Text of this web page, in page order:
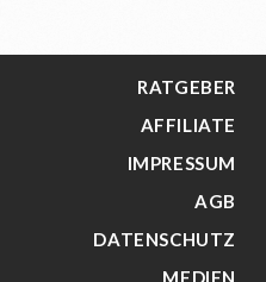
RATGEBER
AFFILIATE
IMPRESSUM
AGB
DATENSCHUTZ
MEDIEN